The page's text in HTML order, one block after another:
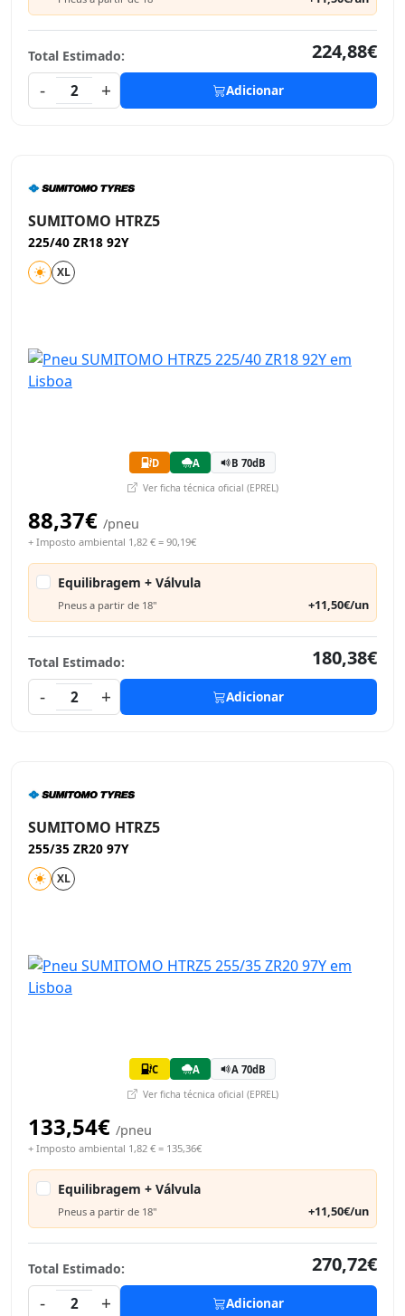
Total Estimado:
224,88€
-
2 + Adicionar
SUMITOMO HTRZ5
225/40 ZR18 92Y
XL
D A B 70dB
Ver ficha técnica oficial (EPREL)
88,37€ /pneu
+ Imposto ambiental 1,82 € = 90,19€
Equilibragem + Válvula
Pneus a partir de 18" +11,50€/un
Total Estimado:
180,38€
-
2 + Adicionar
SUMITOMO HTRZ5
255/35 ZR20 97Y
XL
C A A 70dB
Ver ficha técnica oficial (EPREL)
133,54€ /pneu
+ Imposto ambiental 1,82 € = 135,36€
Equilibragem + Válvula
Pneus a partir de 18" +11,50€/un
Total Estimado:
270,72€
-
2 + Adicionar